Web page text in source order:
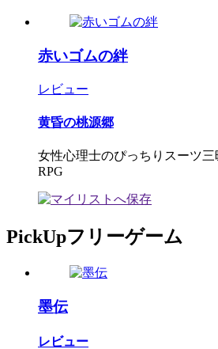
赤いゴムの絆
レビュー
黄昏の桃源郷
女性心理士のぴっちりスーツ
RPG
PickUpフリーゲーム
墨伝
レビュー